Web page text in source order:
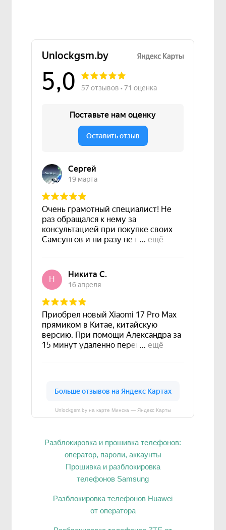
Unlockgsm.by на карте Минска — Яндекс Карты
Разблокировка и прошивка телефонов:
оператор, пароли, аккаунты
Прошивка и разблокировка
телефонов Samsung
Разблокировка телефонов Huawei
от оператора